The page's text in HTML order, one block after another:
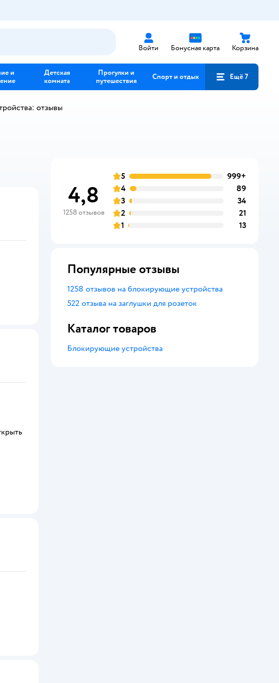
Войти Бонусная карта Корзина
и
Детская
комната
Прогулки и
путешествия
Спорт и отдых Ещё 7
отзывы
4,8
1258 отзывов
оценка
5 999+
оценка
4 89отзывов
оценка
3 34отзывов
оценка
2 21
оценка
1 13отзывов
Популярные отзывы
1258 отзывов на блокирующие устройства
522 отзыва на заглушки для розеток
Каталог товаров
Блокирующие устройства